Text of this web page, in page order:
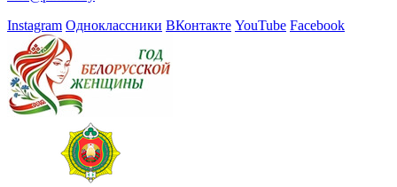
Instagram Одноклассники ВКонтакте YouTube Facebook